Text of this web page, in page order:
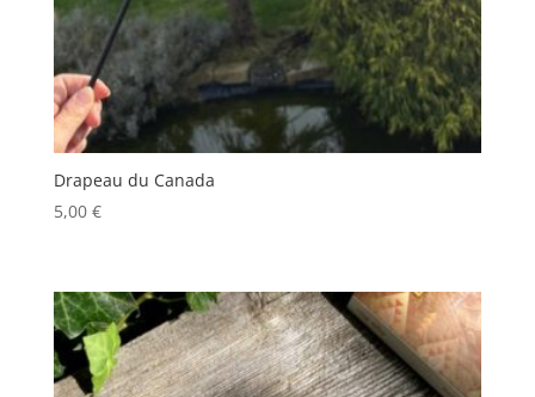
Drapeau du Canada
5,00 €